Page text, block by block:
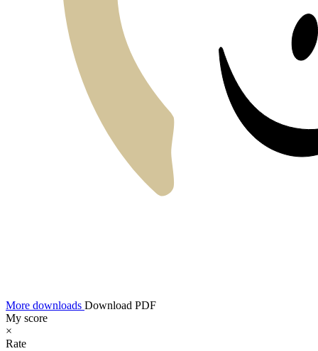
More downloads Download PDF
My score
×
Rate